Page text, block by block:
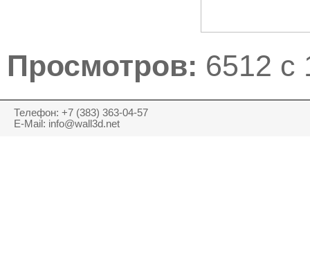
Просмотров: 6512 с
Телефон: +7 (383) 363-04-57
E-Mail: info@wall3d.net